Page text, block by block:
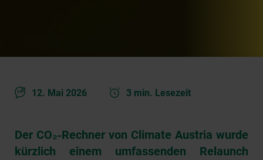
12. Mai 2026 3 min. Lesezeit
Der CO₂‑Rechner von Climate Austria wurde
kürzlich einem umfassenden Relaunch